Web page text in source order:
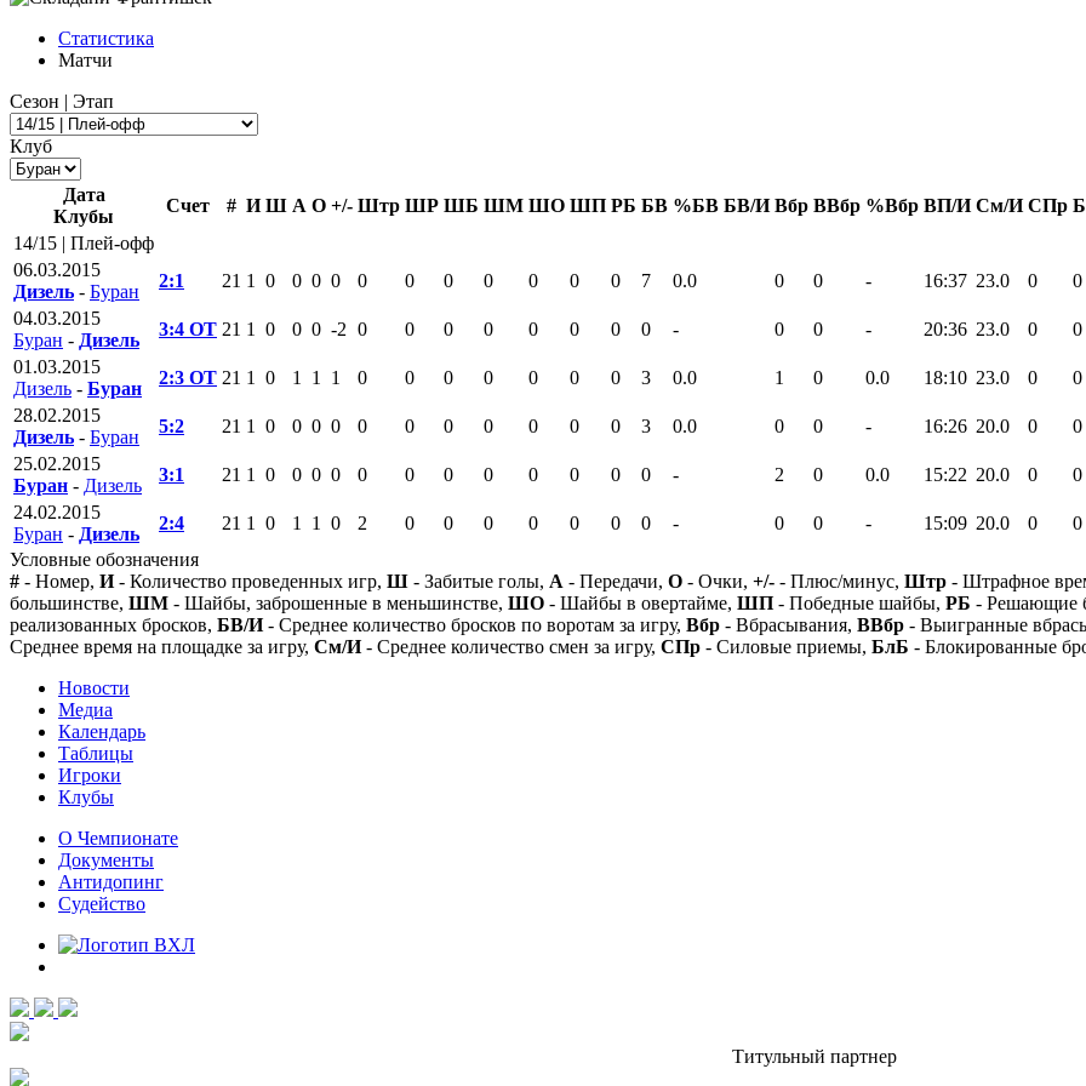
Статистика
Матчи
Сезон | Этап
Клуб
Дата
Клубы
Счет # И Ш А О +/- Штр ШР ШБ ШМ ШО ШП РБ БВ %БВ БВ/И Вбр ВВбр %Вбр ВП/И См/И СПр
14/15 | Плей-офф
06.03.2015
Дизель - Буран
2:1 21 1 0 0 0 0 0 0 0 0 0 0 0 7 0.0 0 0 - 16:37 23.0 0
0
04.03.2015
Буран - Дизель
3:4 ОТ 21 1 0 0 0 -2 0 0 0 0 0 0 0 0 - 0 0 - 20:36 23.0 0
0
01.03.2015
Дизель - Буран
2:3 ОТ 21 1 0 1 1 1 0 0 0 0 0 0 0 3 0.0 1 0 0.0 18:10 23.0 0
0
28.02.2015
Дизель - Буран
5:2 21 1 0 0 0 0 0 0 0 0 0 0 0 3 0.0 0 0 - 16:26 20.0 0
0
25.02.2015
Буран - Дизель
3:1 21 1 0 0 0 0 0 0 0 0 0 0 0 0 - 2 0 0.0 15:22 20.0 0
0
24.02.2015
Буран - Дизель
2:4 21 1 0 1 1 0 2 0 0 0 0 0 0 0 - 0 0 - 15:09 20.0 0
0
Условные обозначения
# - Номер, И- Количество проведенных игр, Ш - Забитые голы, А - Передачи, О - Очки, +/- - Плюс/минус, Штр - Штрафное
большинстве, ШМ - Шайбы, заброшенные в меньшинстве, ШО - Шайбы в овертайме, ШП - Победные шайбы, РБ - Решающие
реализованных бросков, БВ/И- Среднее количество бросков по воротам за игру, Вбр - Вбрасывания, ВВбр - Выигранные
Среднее время на площадке за игру, См/И- Среднее количество смен за игру, СПр - Силовые приемы, БлБ - Блокированные
Новости
Медиа
Календарь
Таблицы
Игроки
Клубы
О Чемпионате
Документы
Антидопинг
Судейство
Титульный партнер